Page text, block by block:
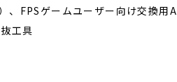
、FPSゲームユーザー向け交換
工具